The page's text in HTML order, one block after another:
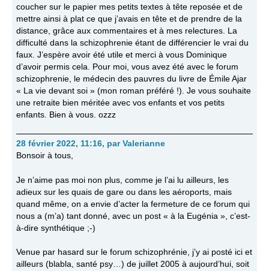
coucher sur le papier mes petits textes à tête reposée et de
mettre ainsi à plat ce que j’avais en tête et de prendre de la
distance, grâce aux commentaires et à mes relectures. La
difficulté dans la schizophrenie étant de différencier le vrai du
faux. J’espère avoir été utile et merci à vous Dominique
d’avoir permis cela. Pour moi, vous avez été avec le forum
schizophrenie, le médecin des pauvres du livre de Émile Ajar
« La vie devant soi » (mon roman préféré !). Je vous souhaite
une retraite bien méritée avec vos enfants et vos petits
enfants. Bien à vous. ozzz
28 février 2022, 11:16, par Valerianne
Bonsoir à tous,
Je n’aime pas moi non plus, comme je l’ai lu ailleurs, les
adieux sur les quais de gare ou dans les aéroports, mais
quand même, on a envie d’acter la fermeture de ce forum qui
nous a (m’a) tant donné, avec un post « à la Eugénia », c’est-
à-dire synthétique ;-)
Venue par hasard sur le forum schizophrénie, j’y ai posté ici et
ailleurs (blabla, santé psy…) de juillet 2005 à aujourd’hui, soit